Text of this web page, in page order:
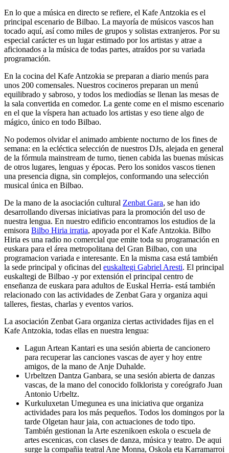
En lo que a música en directo se refiere, el Kafe Antzokia es el
principal escenario de Bilbao. La mayoría de músicos vascos han
tocado aquí, así como miles de grupos y solistas extranjeros. Por su
especial carácter es un lugar estimado por los artistas y atrae a
aficionados a la música de todas partes, atraídos por su variada
programación.
En la cocina del Kafe Antzokia se preparan a diario menús para
unos 200 comensales. Nuestros cocineros preparan un menú
equilibrado y sabroso, y todos los mediodías se llenan las mesas de
la sala convertida en comedor. La gente come en el mismo escenario
en el que la víspera han actuado los artistas y eso tiene algo de
mágico, único en todo Bilbao.
No podemos olvidar el animado ambiente nocturno de los fines de
semana: en la ecléctica selección de nuestros DJs, alejada en general
de la fórmula mainstream de turno, tienen cabida las buenas músicas
de otros lugares, lenguas y épocas. Pero los sonidos vascos tienen
una presencia digna, sin complejos, conformando una selección
musical única en Bilbao.
De la mano de la asociación cultural Zenbat Gara, se han ido
desarrollando diversas iniciativas para la promoción del uso de
nuestra lengua. En nuestro edificio encontramos los estudios de la
emisora Bilbo Hiria irratia, apoyada por el Kafe Antzokia. Bilbo
Hiria es una radio no comercial que emite toda su programación en
euskara para el área metropolitana del Gran Bilbao, con una
programacion variada e interesante. En la misma casa está también
la sede principal y oficinas del euskaltegi Gabriel Aresti. El principal
euskaltegi de Bilbao -y por extensión el principal centro de
enseñanza de euskara para adultos de Euskal Herria- está también
relacionado con las actividades de Zenbat Gara y organiza aqui
talleres, fiestas, charlas y eventos varios.
La asociación Zenbat Gara organiza ciertas actividades fijas en el
Kafe Antzokia, todas ellas en nuestra lengua:
Lagun Artean Kantari es una sesión abierta de cancionero
para recuperar las canciones vascas de ayer y hoy entre
amigos, de la mano de Anje Duhalde.
Urbeltzen Dantza Ganbara, se una sesión abierta de danzas
vascas, de la mano del conocido folklorista y coreógrafo Juan
Antonio Urbeltz.
Kurkuluxetan Umegunea es una iniciativa que organiza
actividades para los más pequeños. Todos los domingos por la
tarde Olgetan haur jaia, con actuaciones de todo tipo.
También gestionan la Arte eszenikoen eskola o escuela de
artes escenicas, con clases de danza, música y teatro. De aqui
surge la compañia teatral Ane Monna, Oskola eta Karramarroi